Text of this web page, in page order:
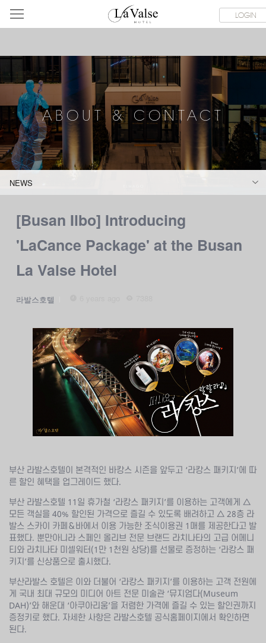
라
발
스
호
텔
LOGIN
SERVICE FACILITIES ABOUT & CONTACT HOTEL GUIDE
ABOUT & CONTACT
NEWS
[Busan Ilbo] Introducing
'LaCance Package' at the Busan
La Valse Hotel
라발스호텔
부산 라발스호텔이 본격적인 바캉스 시즌을 앞두고 ‘라캉스 패키지’에 따
른 할인 혜택을 업그레이드 했다.
부산 라발스호텔 11일 휴가철 ‘라캉스 패키지’를 이용하는 고객에게 △
모든 객실을 40% 할인된 가격으로 즐길 수 있도록 배려하고 △ 28층 라
발스 스카이 카페＆바에서 이용 가능한 조식이용권 1매를 제공한다고 발
표했다. 뿐만아니라 스페인 올리브 전문 브랜드 라치나타의 고급 어메니
티와 라치나타 미셀워터(1만 1천원 상당)를 선물로 증정하는 ‘라캉스 패
키지’를 신상품으로 출시했다.
부산라발스 호텔은 이와 더불어 ‘라캉스 패키지’를 이용하는 고객 전원에
게 국내 최대 규모의 미디어 아트 전문 미술관 ‘뮤지엄다(Museum
DAH)’와 해운대 ‘아쿠아리움’을 저렴한 가격에 즐길 수 있는 할인권까지
증정키로 했다. 자세한 사항은 라발스호텔 공식홈페이지에서 확인하면
된다.